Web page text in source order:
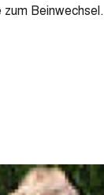
Beinwechsel.